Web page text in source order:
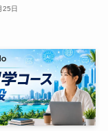
25日